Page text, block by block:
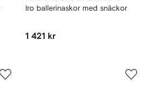
Iro ballerinaskor med snäckor
1 421 kr